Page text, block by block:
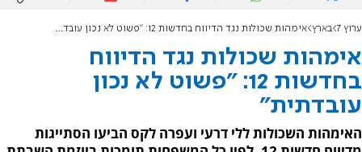
ערוץ 7 בארץ אימהות שכולות נגד הדיווח בחדשות 12: "פשוט לא נכון עובדתית"
אימהות שכולות נגד הדיווח
בחדשות 12: "פשוט לא נכון
עובדתית"
האימהות השכולות ללי דרעי ועפרה לקס הביעו הסתייגות